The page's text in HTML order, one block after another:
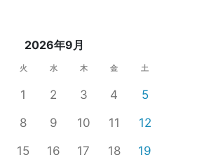
2026年9月
火 水 木 金 土
1 2 3 4
5
8 9 10 11
12
15 16 17 18
19